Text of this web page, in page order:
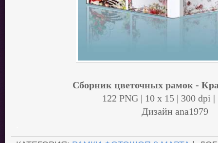
Сборник цветочных рамок -
122 PNG | 10 х 15 | 300 dpi
Дизайн аnа1979